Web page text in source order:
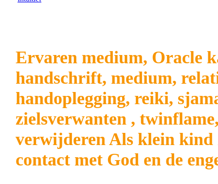
Ervaren medium, Oracle
handschrift, medium,
handoplegging, reiki,
zielsverwanten ,
verwijderen Als klein kind
contact met God en de